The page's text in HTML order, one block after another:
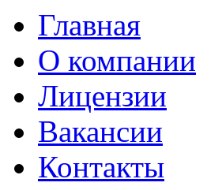
Главная
О компании
Лицензии
Вакансии
Контакты